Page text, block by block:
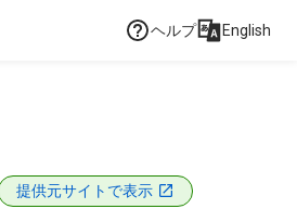
ヘルプ English
提供元サイトで表示